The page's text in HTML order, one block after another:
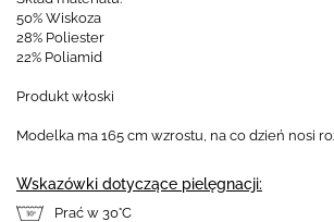
50% Wiskoza
28% Poliester
22% Poliamid
Produkt włoski
Modelka ma 165 cm wzrostu, na co dzień nosi
Wskazówki dotyczące pielęgnacji:
Prać w 30°C